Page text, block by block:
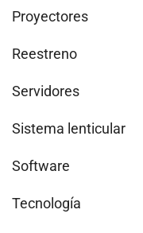
Proyectores
Reestreno
Servidores
Sistema lenticular
Software
Tecnología